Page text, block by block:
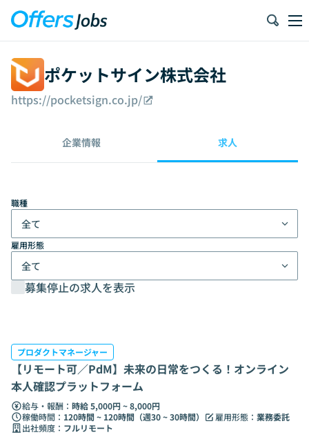
ポケットサイン株式会社
https://pocketsign.co.jp/
企業情報 求人
職種
全て
雇用形態
全て
募集停止の求人を表示
プロダクトマネージャー
【リモート可／PdM】未来の日常をつくる！オンライン
本人確認プラットフォーム
給与・報酬： 時給 5,000円 ~ 8,000円
稼働時間： 120時間 ~ 120時間（週30 ~ 30時間） 雇用形態： 業務委託
出社頻度： フルリモート